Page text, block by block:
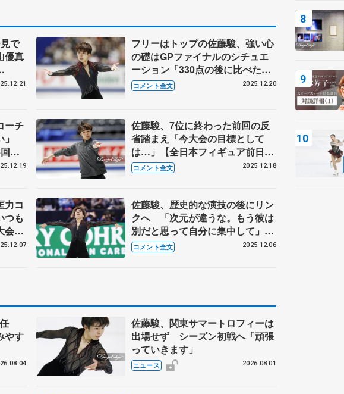
で
優真
壁際
フリーはトップの佐藤駿、強い心
の礎はGPファイナルのシチュエ
ーション「330点の後に比べた
ら…」【全日本フィギュア男子フ
リー】
コメント全文 2025.12.20
ーチ
転
い乗
佐藤駿、7位に終わった前回の反
省踏まえ「今大会の目標として
は…」【全日本フィギュア前日練
習】
コメント全文 2025.12.18
力コ
つも
会は
かっ
佐藤駿、歴史的な演技の後にリン
クへ 「次元が違うな。もう彼は
別だと思って自分に集中して」
【GPファイナル男子フリー】
コメント全文 2025.12.06
やす
佐藤駿、関東サマートロフィーは
出場せず シーズン初戦へ「頑張
っていきます」
ニュース 2026.08.01